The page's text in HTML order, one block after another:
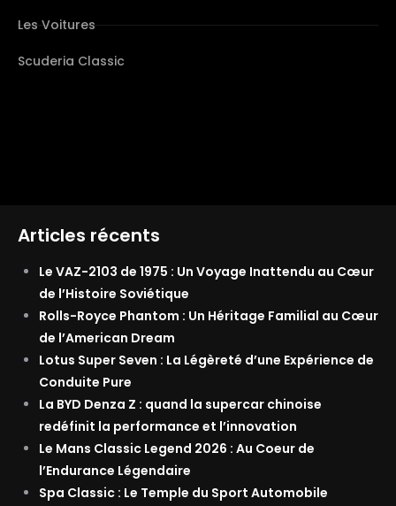
Les Voitures
Scuderia Classic
Articles récents
Le VAZ-2103 de 1975 : Un Voyage Inattendu au Cœur
de l’Histoire Soviétique
Rolls-Royce Phantom : Un Héritage Familial au Cœur
de l’American Dream
Lotus Super Seven : La Légèreté d’une Expérience de
Conduite Pure
La BYD Denza Z : quand la supercar chinoise
redéfinit la performance et l’innovation
Le Mans Classic Legend 2026 : Au Coeur de
l’Endurance Légendaire
Spa Classic : Le Temple du Sport Automobile